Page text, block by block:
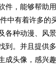
件，能够帮助
中有着许多的
种动漫、风景
到。并且提供
成头像，感兴